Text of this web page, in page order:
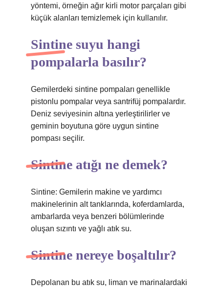
yöntemi, örneğin ağır kirli motor parçaları gibi
küçük alanları temizlemek için kullanılır.
Sintine suyu hangi
pompalarla basılır?
Gemilerdeki sintine pompaları genellikle
pistonlu pompalar veya santrifüj pompalardır.
Deniz seviyesinin altına yerleştirilirler ve
geminin boyutuna göre uygun sintine
pompası seçilir.
Sintine atığı ne demek?
Sintine: Gemilerin makine ve yardımcı
makinelerinin alt tanklarında, koferdamlarda,
ambarlarda veya benzeri bölümlerinde
oluşan sızıntı ve yağlı atık su.
Sintine nereye boşaltılır?
Depolanan bu atık su, liman ve marinalardaki